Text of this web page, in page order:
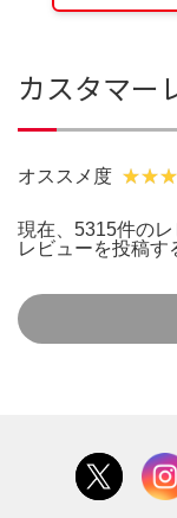
カスタマー
オススメ度
現在、5315件のレ
レビューを投稿す